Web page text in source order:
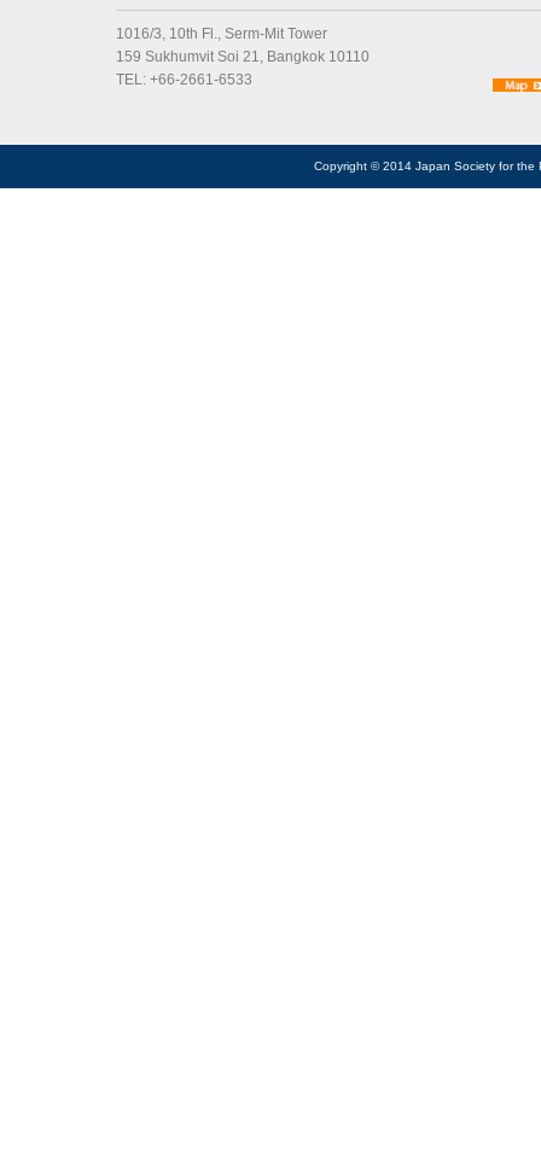
1016/3, 10th Fl., Serm-Mit Tower
159 Sukhumvit Soi 21, Bangkok 10110
TEL: +66-2661-6533
Copyright © 2014 Japan Society for the